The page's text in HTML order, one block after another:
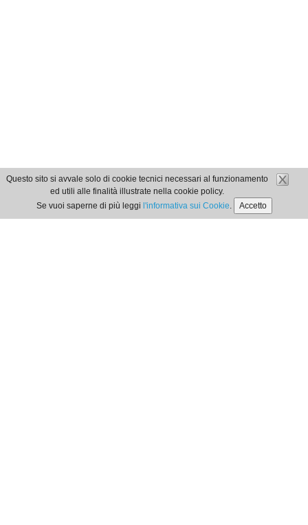
Questo sito si avvale solo di cookie tecnici necessari al funzionamento
ed utili alle finalità illustrate nella cookie policy.
Se vuoi saperne di più leggi l'informativa sui Cookie. Accetto